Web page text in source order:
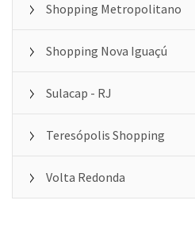
Shopping Metropolitano
Shopping Nova Iguaçú
Sulacap - RJ
Teresópolis Shopping
Volta Redonda